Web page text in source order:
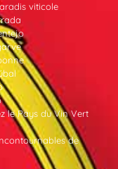
viticole
le Pays du Vin Vert
de